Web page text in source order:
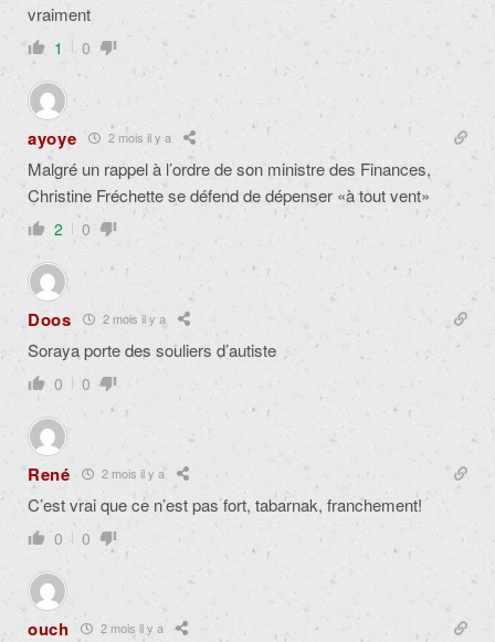
vraiment
1 0
ayoye 2 mois il y a
Malgré un rappel à l’ordre de son ministre des Finances,
Christine Fréchette se défend de dépenser «à tout vent»
2 0
Doos 2 mois il y a
Soraya porte des souliers d’autiste
0 0
René 2 mois il y a
C’est vrai que ce n’est pas fort, tabarnak, franchement!
0 0
ouch 2 mois il y a